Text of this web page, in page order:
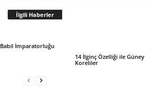
İlgili Haberler
Babil İmparatorluğu
14 İlginç Özelliği ile Güney
Koreliler